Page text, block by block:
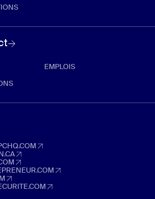
EMPLOIS
(Ouvre dans un nouvel onglet)
dans un nouvel onglet)
dans un nouvel onglet)
(Ouvre dans un nouvel onglet)
dans un nouvel onglet)
(Ouvre dans un nouvel onglet)